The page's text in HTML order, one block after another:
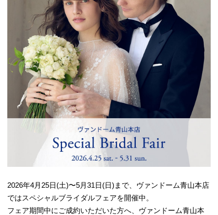
2026年4月25日(土)〜5月31日(日)まで、ヴァンドーム青山本店
ではスペシャルブライダルフェアを開催中。
フェア期間中にご成約いただいた方へ、ヴァンドーム青山本